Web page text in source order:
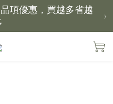
起點，送上祝福
›